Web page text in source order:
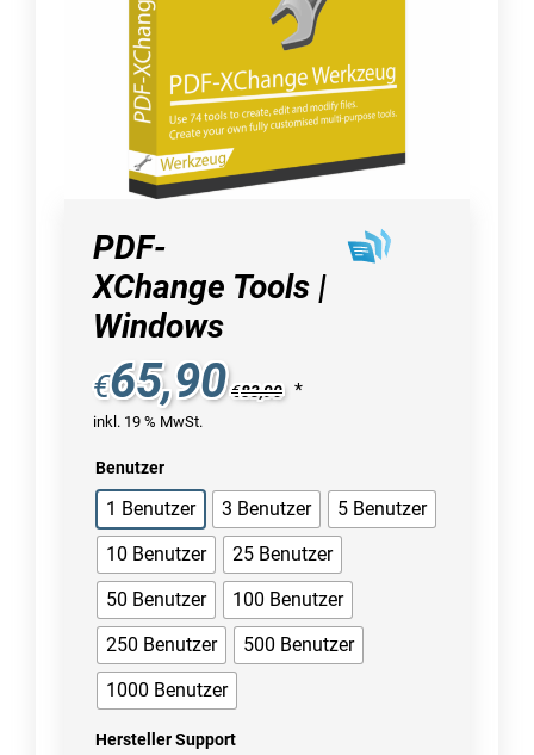
PDF-
XChange Tools |
Windows
€65,90 €83,90 *
inkl. 19 % MwSt.
Benutzer
1 Benutzer 3 Benutzer
5 Benutzer
10 Benutzer
25 Benutzer
50 Benutzer
100 Benutzer
250 Benutzer
500 Benutzer
1000 Benutzer
Hersteller Support